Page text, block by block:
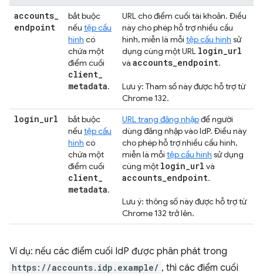
accounts_
endpoint
bắt buộc
nếu tệp cấu
hình có
chứa một
điểm cuối
client_
metadata.
URL cho điểm cuối tài khoản. Điều
này cho phép hỗ trợ nhiều cấu
hình, miễn là mỗi tệp cấu hình sử
dụng cùng một URL login_url
và accounts_endpoint.
Lưu ý: Tham số này được hỗ trợ từ
Chrome 132.
login_url
bắt buộc
nếu tệp cấu
hình có
chứa một
điểm cuối
client_
metadata.
URL trang đăng nhậpđể người
dùng đăng nhập vào IdP. Điều này
cho phép hỗ trợ nhiều cấu hình,
miễn là mỗi tệp cấu hình sử dụng
cùng một login_url và
accounts_endpoint.
Lưu ý: thông số này được hỗ trợ từ
Chrome 132 trở lên.
Ví dụ: nếu các điểm cuối IdP được phân phát trong
https://accounts.idp.example/ , thì các điểm cuối